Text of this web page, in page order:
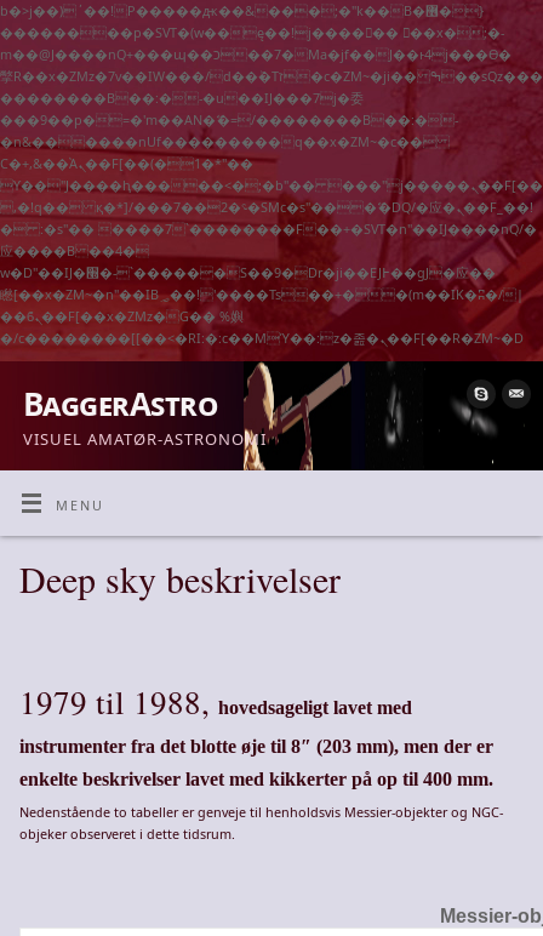
b�>j��)΄��!P�����ԫ��&���;�"k��B�޶�}
��������p�SVT�(w��ę��!j������ ��x�;�-
m��@J����nQ+���պ��כ��7�Ma�jf��J��ͱ4j���Ѳ�
撆R��x�ZMz�7v��IW���/d��ٞ�Тז�c�ZM~�ji�� ߒ��sQz�����Ԡ��DW��3�De�n"��M�+/
��������B��:�-�u��IJ���7j�委
���9��p�=�'m��AN�ޭ�=/��������B��:�-
�n&������nUf���������q��x�ZM~�c��
Ϲ�+,&��Ὰܢ��F[��(�1�*"��
ϒ��"J����ԧ�����<�;�b"�� ���"j�����ܢ��F[��x�
,�!q�� қ�*]/���؝�2��7�SMc�s"���ޭ�DQ/�应�ܢ��F_��!
� :�s"�� ����7`��������F��+�SVT�n"��IJ����nQ/�
应����B ��4�
w�D"��IJ�׭�-`������S��9�Dr�ji��EJ߅��gJ�应��
矁[��x�ZM~�n"��IB؃��!'����Тѕ��+��(m��IK�ʭ�/|
��ϐܢ��F[��x�ZMz�G�� %嬩
�/c��������[[��<�RI:�:c��MΎ��:z�졾�ܢ��F[��R�ZM~�D
BaggerAstro
VISUEL AMATØR-ASTRONOMI
MENU
Deep sky beskrivelser
1979 til 1988,hovedsageligt lavet med
instrumenter fra det blotte øje til 8″ (203 mm), men der er
enkelte beskrivelser lavet med kikkerter på op til 400 mm.
Nedenstående to tabeller er genveje til henholdsvis Messier-objekter og NGC-
objeker observeret i dette tidsrum.
Messier-